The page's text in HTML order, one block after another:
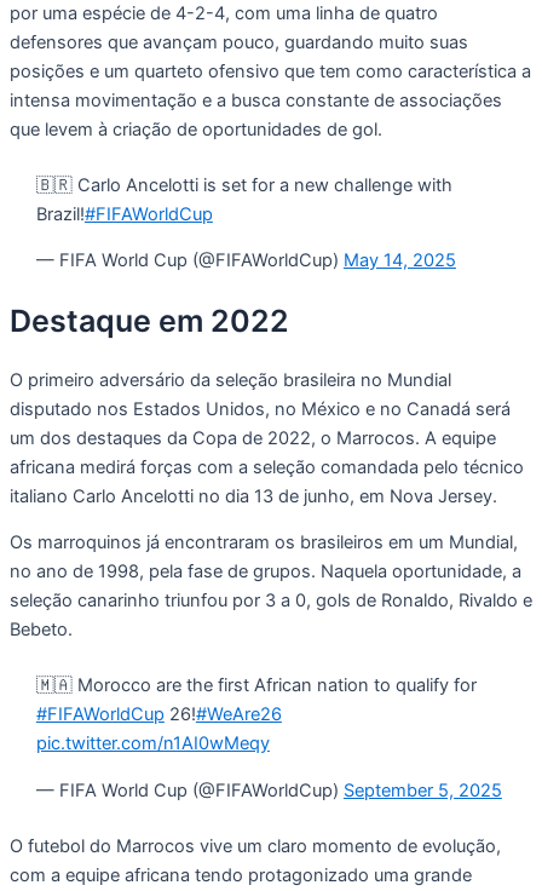
por uma espécie de 4-2-4, com uma linha de quatro
defensores que avançam pouco, guardando muito suas
posições e um quarteto ofensivo que tem como característica a
intensa movimentação e a busca constante de associações
que levem à criação de oportunidades de gol.
🇧🇷 Carlo Ancelotti is set for a new challenge with
Brazil!#FIFAWorldCup
— FIFA World Cup (@FIFAWorldCup) May 14, 2025
Destaque em 2022
O primeiro adversário da seleção brasileira no Mundial
disputado nos Estados Unidos, no México e no Canadá será
um dos destaques da Copa de 2022, o Marrocos. A equipe
africana medirá forças com a seleção comandada pelo técnico
italiano Carlo Ancelotti no dia 13 de junho, em Nova Jersey.
Os marroquinos já encontraram os brasileiros em um Mundial,
no ano de 1998, pela fase de grupos. Naquela oportunidade, a
seleção canarinho triunfou por 3 a 0, gols de Ronaldo, Rivaldo e
Bebeto.
🇲🇦 Morocco are the first African nation to qualify for
#FIFAWorldCup 26!#WeAre26
pic.twitter.com/n1AI0wMeqy
— FIFA World Cup (@FIFAWorldCup) September 5, 2025
O futebol do Marrocos vive um claro momento de evolução,
com a equipe africana tendo protagonizado uma grande